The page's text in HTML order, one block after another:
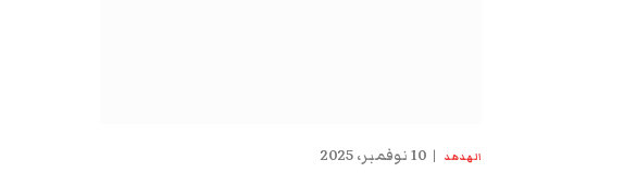
الهدهد 10 نوفمبر، 2025